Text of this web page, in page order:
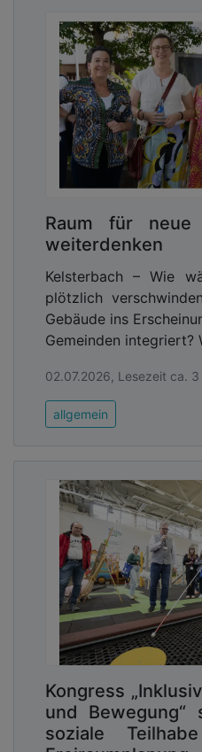
Raum für
weiterdenken
Kelsterbach – Wie
plötzlich
Gebäude ins
Gemeinden integriert?
02.07.2026, Lesezeit ca. 3
allgemein
Kongress
und
soziale